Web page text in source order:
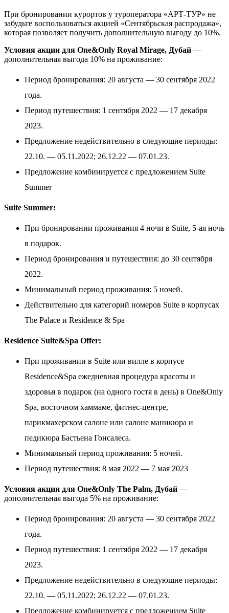
При бронировании курортов у туроператора «АРТ-ТУР» не
забудьте воспользоваться акцией «Сентябрьская распродажа»,
которая позволяет получить дополнительную выгоду до 10%.
Условия акции для One&Only Royal Mirage, Дубай —
дополнительная выгода 10% на проживание:
Период бронирования: 20 августа — 30 сентября 2022
года.
Период путешествия: 1 сентября 2022 — 17 декабря
2023.
Предложение недействительно в следующие периоды:
22.10. — 05.11.2022; 26.12.22 — 07.01.23.
Предложение комбинируется с предложением Suite
Summer
Suite Summer:
При бронировании проживания 4 ночи в Suite, 5-ая ночь
в подарок.
Период бронирования и путешествия: до 30 сентября
2022.
Минимальный период проживания: 5 ночей.
Действительно для категорий номеров Suite в корпусах
The Palace и Residence & Spa
Residence Suite&Spa Offer:
При проживании в Suite или вилле в корпусе
Residence&Spa ежедневная процедура красоты и
здоровья в подарок (на одного гостя в день) в One&Only
Spa, восточном хаммаме, фитнес-центре,
парикмахерском салоне или салоне маникюра и
педикюра Бастьена Гонсалеса.
Минимальный период проживания: 5 ночей.
Период путешествия: 8 мая 2022 — 7 мая 2023
Условия акции для One&Only The Palm, Дубай —
дополнительная выгода 5% на проживание:
Период бронирования: 20 августа — 30 сентября 2022
года.
Период путешествия: 1 сентября 2022 — 17 декабря
2023.
Предложение недействительно в следующие периоды:
22.10. — 05.11.2022; 26.12.22 — 07.01.23.
Предложение комбинируется с предложением Suite